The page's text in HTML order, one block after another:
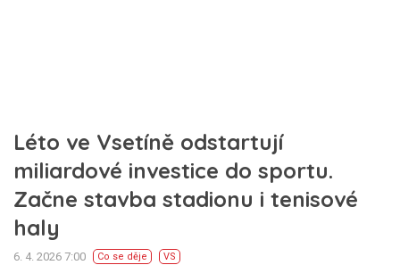
Léto ve Vsetíně odstartují
miliardové investice do sportu.
Začne stavba stadionu i tenisové
haly
6. 4. 2026 7:00 Co se děje VS